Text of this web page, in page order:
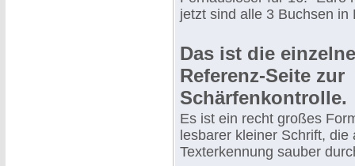
jetzt sind alle 3 Buchsen in
Das ist die
Referenz-Seite zur
Schärfenkontrolle.
Es ist ein recht großes
lesbarer kleiner Schrift, die
Texterkennung sauber